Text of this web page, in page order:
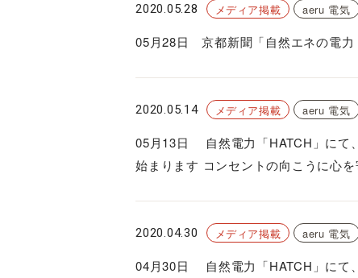
2020.05.28 メディア掲載 aeru 電気
05月28日 京都新聞「自然エネの電力
2020.05.14 メディア掲載 aeru 電気
05月13日 自然電力「HATCH」にて
始まります コンセントの向こうに心を
2020.04.30 メディア掲載 aeru 電気
04月30日 自然電力「HATCH」にて